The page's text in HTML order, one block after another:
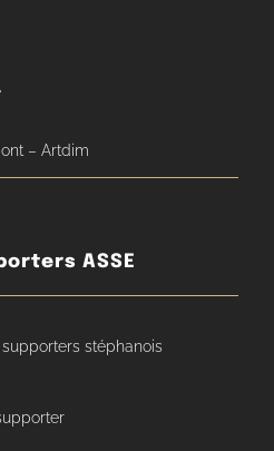
– Artdim
ASSE
stéphanois